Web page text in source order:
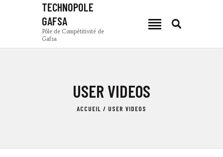
TECHNOPOLE
GAFSA
Pôle de Compétitivité de
Gafsa
USER VIDEOS
ACCUEIL USER VIDEOS
TECHNOPOLE GAFSA
ACTUALITÉS
TSEET 24